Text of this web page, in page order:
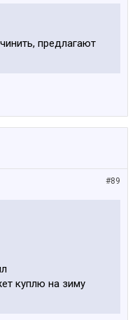
предлагают
#89
куплю на зиму